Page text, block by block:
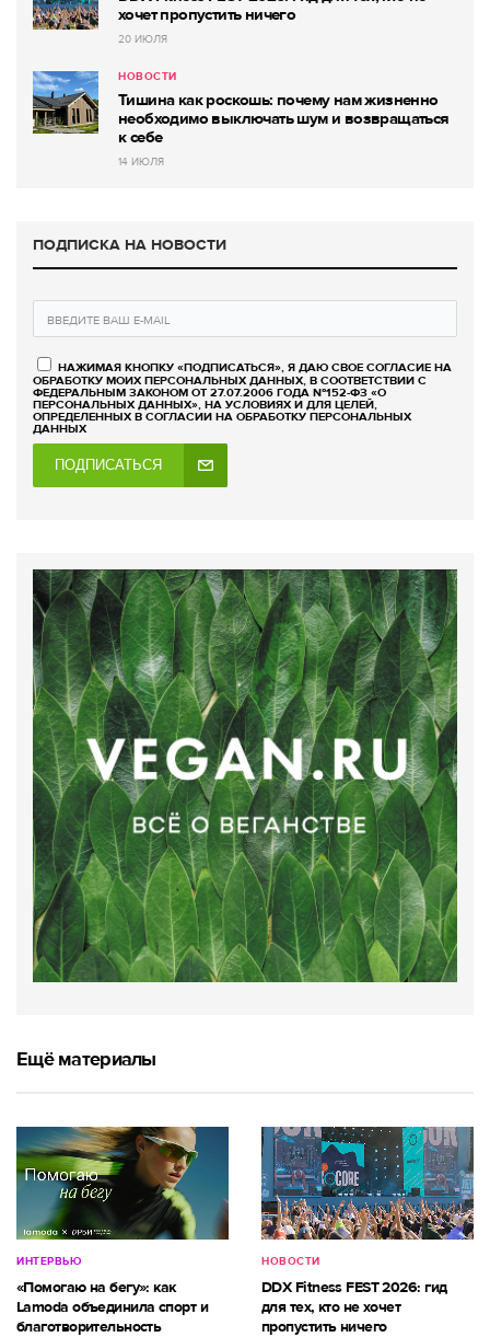
хочет пропустить ничего
20 ИЮЛЯ
НОВОСТИ
Тишина как роскошь: почему нам жизненно
необходимо выключать шум и возвращаться
к себе
14 ИЮЛЯ
ПОДПИСКА НА НОВОСТИ
НАЖИМАЯ КНОПКУ «ПОДПИСАТЬСЯ», Я ДАЮ СВОЕ СОГЛАСИЕ НА
ОБРАБОТКУ МОИХ ПЕРСОНАЛЬНЫХ ДАННЫХ, В СООТВЕТСТВИИ С
ФЕДЕРАЛЬНЫМ ЗАКОНОМ ОТ 27.07.2006 ГОДА №152-ФЗ «О
ПЕРСОНАЛЬНЫХ ДАННЫХ», НА УСЛОВИЯХ И ДЛЯ ЦЕЛЕЙ,
ОПРЕДЕЛЕННЫХ В СОГЛАСИИ НА ОБРАБОТКУ ПЕРСОНАЛЬНЫХ
ДАННЫХ
ПОДПИСАТЬСЯ
Ещё материалы
ИНТЕРВЬЮ
«Помогаю на бегу»: как
Lamoda объединила спорт и
благотворительность
НОВОСТИ
DDX Fitness FEST 2026: гид
для тех, кто не хочет
пропустить ничего